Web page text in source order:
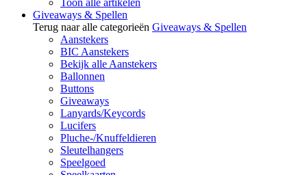
Toon alle artikelen
Giveaways & Spellen
Terug naar alle categorieën Giveaways & Spellen
Aanstekers
BIC Aanstekers
Bekijk alle Aanstekers
Ballonnen
Buttons
Giveaways
Lanyards/Keycords
Lucifers
Pluche-/Knuffeldieren
Sleutelhangers
Speelgoed